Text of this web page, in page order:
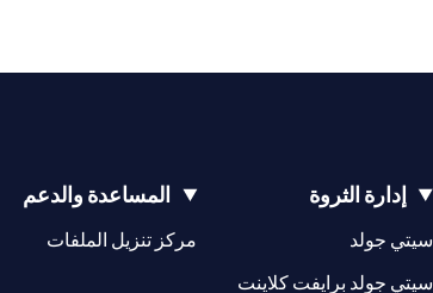
إدارة الثروة
سيتي جولد
سيتي جولد برايفت كلاينت
المساعدة والدعم
مركز تنزيل الملفات